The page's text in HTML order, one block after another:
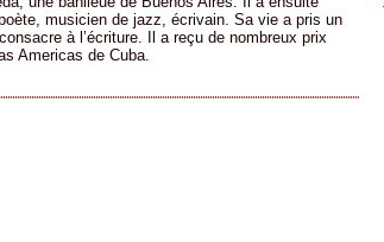
musicien de jazz, écrivain. Sa vie a pris un
à l’écriture. Il a reçu de nombreux prix
Americas de Cuba.